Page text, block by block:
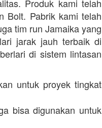
Produk kami telah
Bolt. Pabrik kami telah
tim run Jamaika yang
jarak jauh terbaik di
di sistem lintasan
untuk proyek tingkat
bisa digunakan untuk